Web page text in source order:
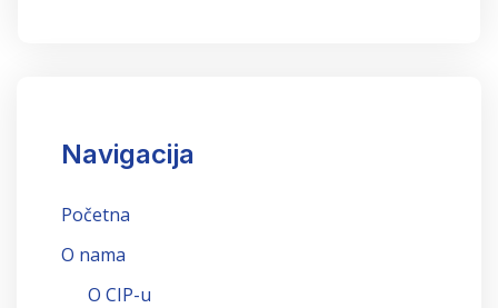
Navigacija
Početna
O nama
O CIP-u